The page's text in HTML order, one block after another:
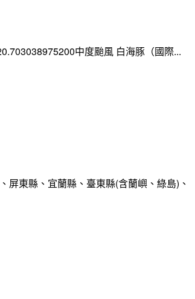
中度颱風 白海豚（國際...
東縣、宜蘭縣、臺東縣(含蘭嶼、綠島)、